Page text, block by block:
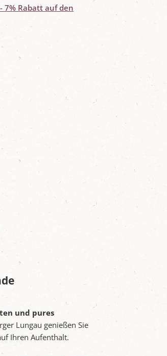
7% Rabatt auf den
und pures
Lungau genießen Sie
Ihren Aufenthalt.